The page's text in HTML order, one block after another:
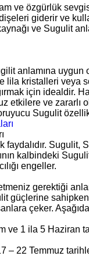
ve özgürlük
giderir ve
ve Sugulit
anlamına uygun
lila kristalleri veya
için idealdir.
etkilere ve zararlı
Sugulit
Sugulit,
kalbindeki
engeller.
gerektiği
güçlerine
çeker.
ve 1 ila 5 Haziran
– 22 Temmuz